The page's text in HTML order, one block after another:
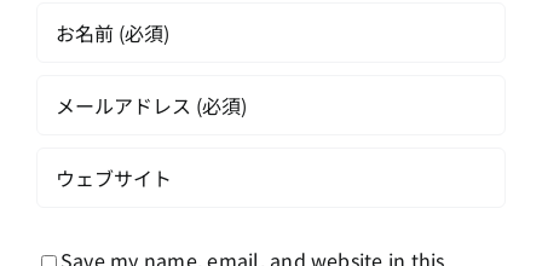
Save my name, email, and website in this